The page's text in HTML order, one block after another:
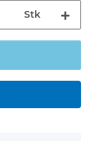
Stk